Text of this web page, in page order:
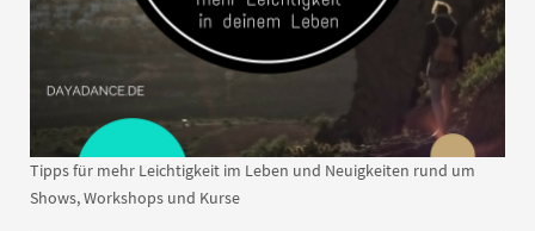
Tipps für mehr Leichtigkeit im Leben und Neuigkeiten rund um
Shows, Workshops und Kurse